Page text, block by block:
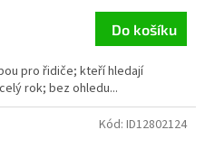
Do košíku
pro řidiče; kteří hledají
rok; bez ohledu...
Kód: ID12802124